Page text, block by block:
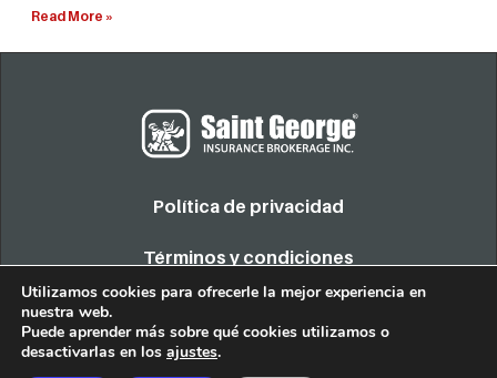
Read More »
Política de privacidad
Términos y condiciones
COPYRIGHT 2022. TODOS LOS DERECHOS RESERVADOS
Utilizamos cookies para ofrecerle la mejor experiencia en
nuestra web.
Puede aprender más sobre qué cookies utilizamos o
desactivarlas en los ajustes.